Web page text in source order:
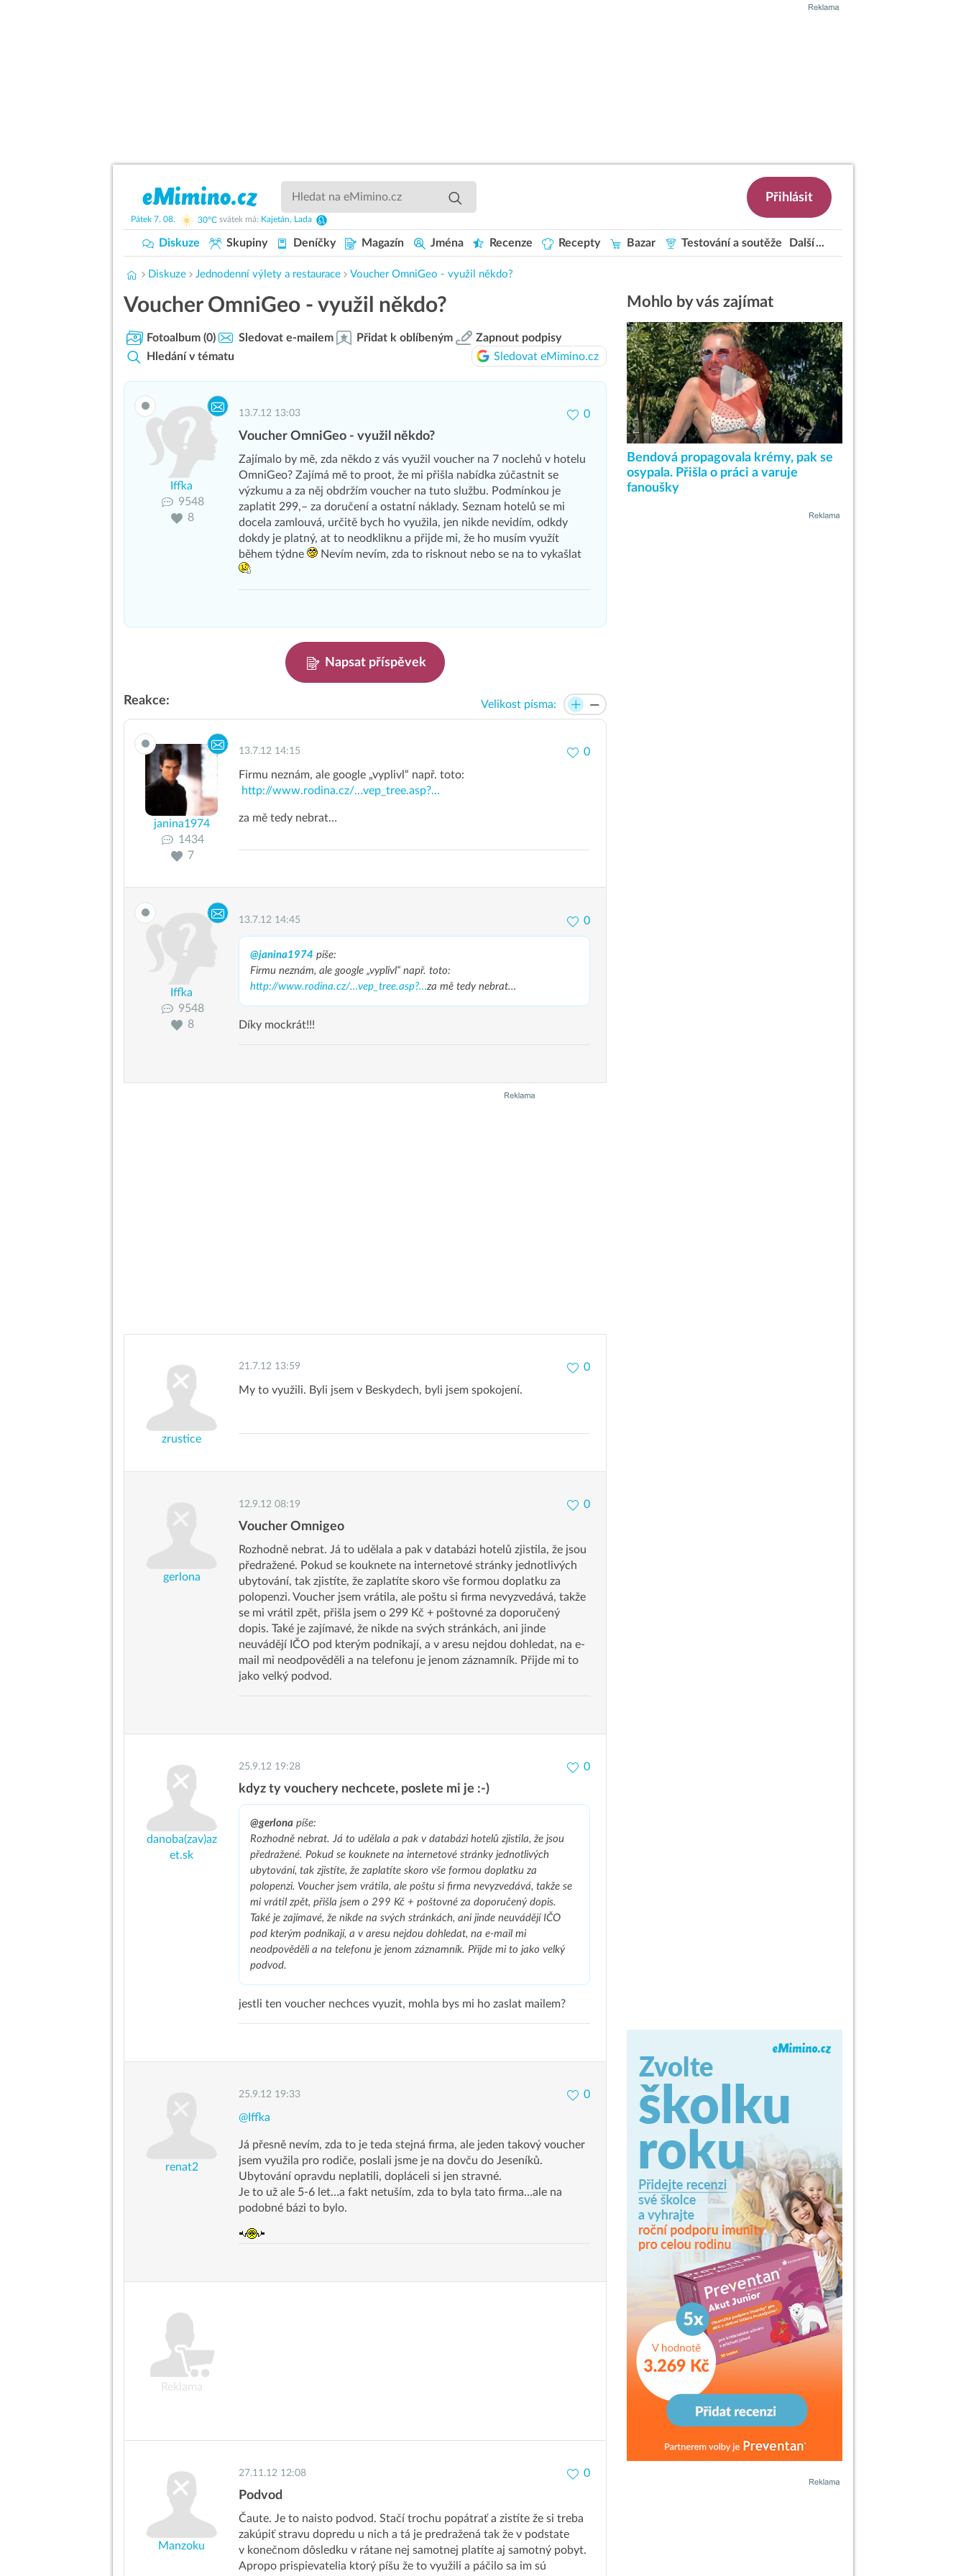
Přihlásit
Pátek 7. 08. 30°C svátek má: Kajetán, Lada
Diskuze Skupiny Deníčky Magazín Jména Recenze Recepty Bazar Testování a soutěže Další
Diskuze Jednodenní výlety a restaurace Voucher OmniGeo - využil někdo?
Voucher OmniGeo - využil někdo?
Fotoalbum (0) Sledovat e-mailem Přidat k oblíbeným
Zapnout podpisy
Hledání v tématu
Sledovat eMimino.cz
Iffka
9548
8
13.7.12 13:03 0
Voucher OmniGeo - využil někdo?
Zajímalo by mě, zda někdo z vás využil voucher na 7 noclehů v hotelu
OmniGeo? Zajímá mě to proot, že mi přišla nabídka zúčastnit se
výzkumu a za něj obdržím voucher na tuto službu. Podmínkou je
zaplatit 299,– za doručení a ostatní náklady. Seznam hotelů se mi
docela zamlouvá, určitě bych ho využila, jen nikde nevidím, odkdy
dokdy je platný, at to neodkliknu a přijde mi, že ho musím využít
během týdne
Nevím nevím, zda to risknout nebo se na to vykašlat
Napsat příspěvek
Reakce: Velikost písma:
janina1974
1434
7
13.7.12 14:15
0
Firmu neznám, ale google „vyplivl“ např. toto:
http://www.rodina.cz/…vep_tree.asp?…
za mě tedy nebrat…
Iffka
9548
8
13.7.12 14:45 0
@janina1974 píše:
Firmu neznám, ale google „vyplivl“ např. toto:
http://www.rodina.cz/…vep_tree.asp?…za mě tedy nebrat…
Díky mockrát!!!
zrustice
21.7.12 13:59
0
My to využili. Byli jsem v Beskydech, byli jsem spokojení.
gerlona
12.9.12 08:19 0
Voucher Omnigeo
Rozhodně nebrat. Já to udělala a pak v databázi hotelů zjistila, že jsou
předražené. Pokud se kouknete na internetové stránky jednotlivých
ubytování, tak zjistíte, že zaplatíte skoro vše formou doplatku za
polopenzi. Voucher jsem vrátila, ale poštu si firma nevyzvedává, takže
se mi vrátil zpět, přišla jsem o 299 Kč + poštovné za doporučený
dopis. Také je zajímavé, že nikde na svých stránkách, ani jinde
neuvádějí IČO pod kterým podnikají, a v aresu nejdou dohledat, na e-
mail mi neodpověděli a na telefonu je jenom záznamník. Přijde mi to
jako velký podvod.
danoba(zav)az
et.sk
25.9.12 19:28 0
kdyz ty vouchery nechcete, poslete mi je :-)
@gerlona píše:
Rozhodně nebrat. Já to udělala a pak v databázi hotelů zjistila, že jsou
předražené. Pokud se kouknete na internetové stránky jednotlivých
ubytování, tak zjistíte, že zaplatíte skoro vše formou doplatku za
polopenzi. Voucher jsem vrátila, ale poštu si firma nevyzvedává, takže se
mi vrátil zpět, přišla jsem o 299 Kč + poštovné za doporučený dopis.
Také je zajímavé, že nikde na svých stránkách, ani jinde neuvádějí IČO
pod kterým podnikají, a v aresu nejdou dohledat, na e-mail mi
neodpověděli a na telefonu je jenom záznamník. Přijde mi to jako velký
podvod.
jestli ten voucher nechces vyuzit, mohla bys mi ho zaslat mailem?
renat2
25.9.12 19:33
0
@Iffka
Já přesně nevím, zda to je teda stejná firma, ale jeden takový voucher
jsem využila pro rodiče, poslali jsme je na dovču do Jeseníků.
Ubytování opravdu neplatili, dopláceli si jen stravné.
Je to už ale 5-6 let…a fakt netuším, zda to byla tato firma…ale na
podobné bázi to bylo.
Reklama
Manzoku
27.11.12 12:08 0
Podvod
Čaute. Je to naisto podvod. Stačí trochu popátrať a zistíte že si treba
zakúpiť stravu dopredu u nich a tá je predražená tak že v podstate
v konečnom dôsledku v rátane nej samotnej platíte aj samotný pobyt.
Apropo prispievatelia ktorý píšu že to využili a páčilo sa im sú
Mohlo by vás zajímat
Bendová propagovala krémy, pak se
osypala. Přišla o práci a varuje
fanoušky